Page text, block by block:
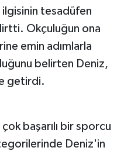
ilgisinin tesadüfen
Okçuluğun ona
emin adımlarla
belirten Deniz,
getirdi.
başarılı bir sporcu
Deniz'in